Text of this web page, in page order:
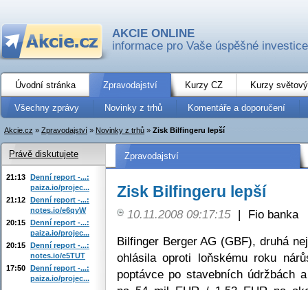
AKCIE ONLINE
informace pro Vaše úspěšné investice
Úvodní stránka Zpravodajství Kurzy CZ Kurzy
Všechny zprávy Novinky z trhů Komentáře a doporučení
Akcie.cz » Zpravodajství » Novinky z trhů » Zisk Bilfingeru lepší
Zpravodajství
Zisk Bilfingeru lepší
10.11.2008 09:17:15 |
Fio banka
Bilfinger Berger AG (GBF), druhá
ohlásila oproti loňskému roku
poptávce po stavebních údržbách
Právě diskutujete
21:13 Denní report -...:
paiza.io/projec...
21:12 Denní report -...:
notes.io/e6qyW
20:15 Denní report -...:
paiza.io/projec...
20:15 Denní report -...:
notes.io/e5TUT
17:50 Denní report -...:
paiza.io/projec...